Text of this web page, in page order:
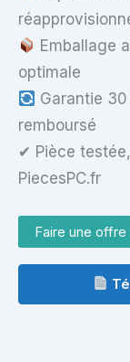
Emballage
optimale
Garantie
remboursé
✔ Pièce
PiecesPC.fr
Faire une offre